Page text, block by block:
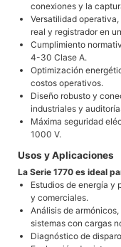
conexiones y la
Versatilidad
real y registrador en
Cumplimiento
4-30 Clase A.
Optimización
costos operativos.
Diseño robusto y
industriales y
Máxima seguridad
1000 V.
Usos y Aplicaciones
La Serie 1770 es ideal
Estudios de energía y
y comerciales.
Análisis de
sistemas con cargas
Diagnóstico de